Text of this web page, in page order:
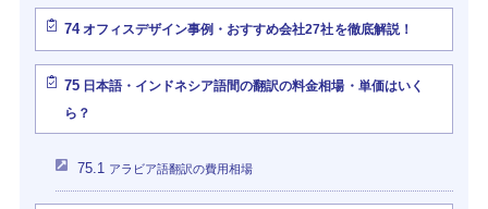
74オフィスデザイン事例・おすすめ会社27社を徹底解説！
75日本語・インドネシア語間の翻訳の料金相場・単価はいく
ら？
75.1 アラビア語翻訳の費用相場